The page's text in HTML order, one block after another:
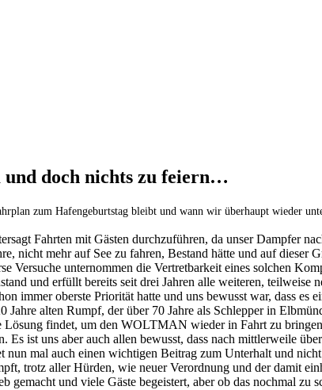
doch nichts zu feiern…
zum Hafengeburtstag bleibt und wann wir überhaupt wieder
Fahrten mit Gästen durchzuführen, da unser Dampfer
nicht mehr auf See zu fahren, Bestand hätte und auf
Versuche unternommen die Vertretbarkeit eines solchen
und erfüllt bereits seit drei Jahren alle weiteren,
immer oberste Priorität hatte und uns bewusst war, dass
Jahre alten Rumpf, der über 70 Jahre als Schlepper in
Lösung findet, um den WOLTMAN wieder in Fahrt zu
ist uns aber auch allen bewusst, dass nach mittlerweile
nun mal auch einen wichtigen Beitrag zum Unterhalt und
trotz aller Hürden, wie neuer Verordnung und der damit
und viele Gäste begeistert, aber ob das nochmal zu